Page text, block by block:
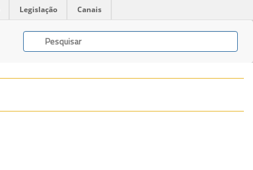
Legislação Canais